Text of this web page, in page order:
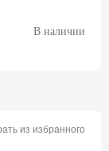
В наличии
из избранного